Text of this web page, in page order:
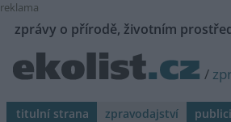
reklama
zprávy o přírodě, životním
/
titulní strana zpravodajství